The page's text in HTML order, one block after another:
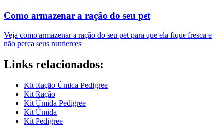
Como armazenar a ração do seu pet
Veja como armazenar a ração do seu pet para que ela fique fresca e
não perca seus nutrientes
Links relacionados:
Kit Ração Úmida Pedigree
Kit Ração
Kit Úmida Pedigree
Kit Úmida
Kit Pedigree